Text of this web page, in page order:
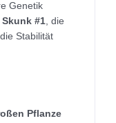
Genetik
Skunk #1, die
Stabilität
Pflanze